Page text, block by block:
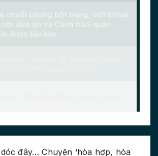
đây… Chuyện ‘hòa hợp, hòa